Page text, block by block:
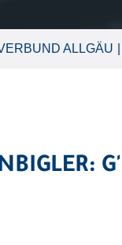
ALLGÄU